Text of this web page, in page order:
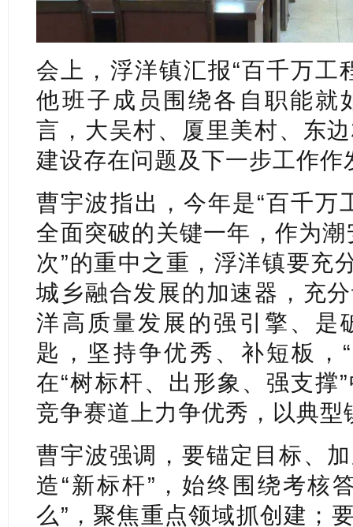
会上，浮洋镇汇报“百千万工
他班子成员围绕各自职能就
言，大吴村、厦里美村、东
建设存在问题及下一步工作作
曹宇波指出，今年是“百千万
全面突破的关键一年，作为
次”的重中之重，浮洋镇要充
城乡融合发展的加速器，充
洋高质量发展的强引擎、是
匙，坚持争优秀、补短板，
在“树标杆、出形象、强支撑
竞争赛道上力争优秀，以典型
曹宇波强调，要锚定目标、
造“新标杆”，始终围绕考核
么”，聚焦重点领域抓创建；